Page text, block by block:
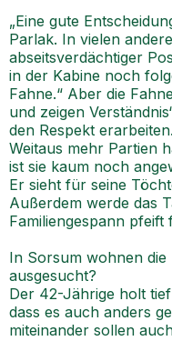
„Eine gute
Parlak. In vielen
abseitsverdächtiger
in der Kabine noch
Fahne.“ Aber die
und zeigen
den Respekt
Weitaus mehr Partien
ist sie kaum noch
Er sieht für seine
Außerdem werde das
Familiengespann
In Sorsum wohnen die
ausgesucht?
Der 42-Jährige holt
dass es auch anders
miteinander sollen